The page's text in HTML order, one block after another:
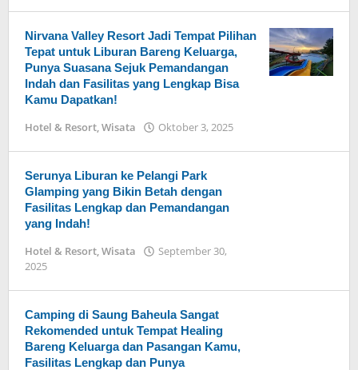
Nirvana Valley Resort Jadi Tempat Pilihan
Tepat untuk Liburan Bareng Keluarga,
Punya Suasana Sejuk Pemandangan
Indah dan Fasilitas yang Lengkap Bisa
Kamu Dapatkan!
Hotel & Resort,Wisata Oktober 3, 2025
Serunya Liburan ke Pelangi Park
Glamping yang Bikin Betah dengan
Fasilitas Lengkap dan Pemandangan
yang Indah!
Hotel & Resort,Wisata
September 30,
2025
Camping di Saung Baheula Sangat
Rekomended untuk Tempat Healing
Bareng Keluarga dan Pasangan Kamu,
Fasilitas Lengkap dan Punya